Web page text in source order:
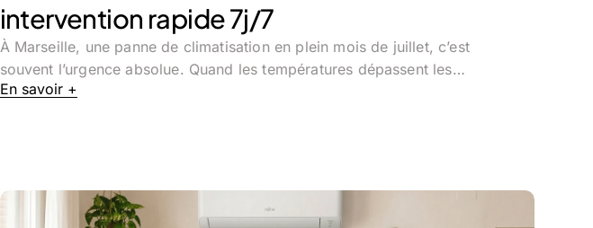
intervention rapide 7j/7
À Marseille, une panne de climatisation en plein mois de juillet, c’est
souvent l’urgence absolue. Quand les températures dépassent les…
En savoir +